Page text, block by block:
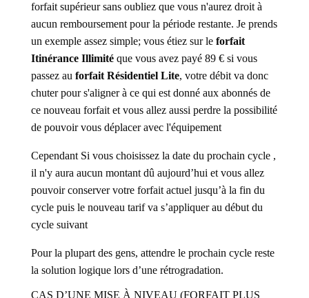
forfait supérieur sans oubliez que vous n'aurez droit à
aucun remboursement pour la période restante. Je prends
un exemple assez simple; vous étiez sur le forfait
Itinérance Illimitéque vous avez payé 89 € si vous
passez au forfait Résidentiel Lite, votre débit va donc
chuter pour s'aligner à ce qui est donné aux abonnés de
ce nouveau forfait et vous allez aussi perdre la possibilité
de pouvoir vous déplacer avec l'équipement
Cependant Si vous choisissez la date du prochain cycle ,
il n'y aura aucun montant dû aujourd’hui et vous allez
pouvoir conserver votre forfait actuel jusqu’à la fin du
cycle puis le nouveau tarif va s’appliquer au début du
cycle suivant
Pour la plupart des gens, attendre le prochain cycle reste
la solution logique lors d’une rétrogradation.
CAS D’UNE MISE À NIVEAU (FORFAIT PLUS